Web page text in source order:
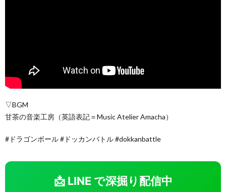
▽BGM
甘茶の音楽工房（英語表記＝Music Atelier Amacha）
#ドラゴンボール #ドッカンバトル #dokkanbattle
📩 LINE で深掘り配信中